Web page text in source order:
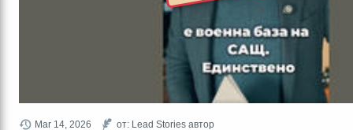
Mar 14, 2026 от: Lead Stories автор